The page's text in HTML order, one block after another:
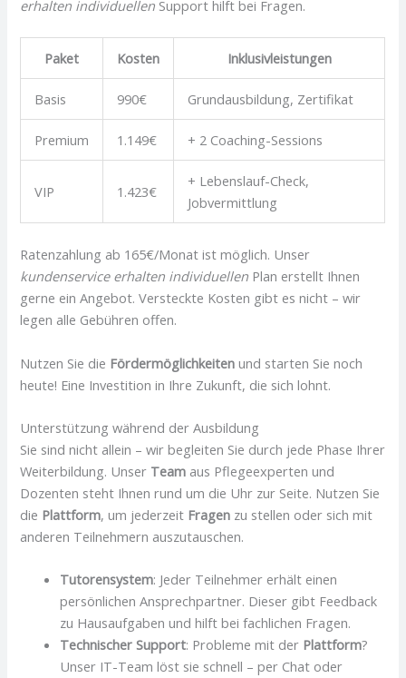
erhalten individuellen Support hilft bei Fragen.
Paket Kosten Inklusivleistungen
Basis 990€ Grundausbildung, Zertifikat
Premium 1.149€ + 2 Coaching-Sessions
VIP 1.423€
+ Lebenslauf-Check,
Jobvermittlung
Ratenzahlung ab 165€/Monat ist möglich. Unser
kundenservice erhalten individuellen Plan erstellt Ihnen
gerne ein Angebot. Versteckte Kosten gibt es nicht – wir
legen alle Gebühren offen.
Nutzen Sie die Fördermöglichkeiten und starten Sie noch
heute! Eine Investition in Ihre Zukunft, die sich lohnt.
Unterstützung während der Ausbildung
Sie sind nicht allein – wir begleiten Sie durch jede Phase Ihrer
Weiterbildung. Unser Team aus Pflegeexperten und
Dozenten steht Ihnen rund um die Uhr zur Seite. Nutzen Sie
die Plattform, um jederzeit Fragen zu stellen oder sich mit
anderen Teilnehmern auszutauschen.
Tutorensystem: Jeder Teilnehmer erhält einen
persönlichen Ansprechpartner. Dieser gibt Feedback
zu Hausaufgaben und hilft bei fachlichen Fragen.
Technischer Support: Probleme mit der Plattform?
Unser IT-Team löst sie schnell – per Chat oder